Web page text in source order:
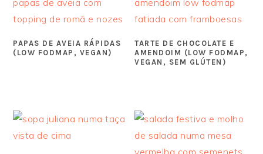
PAPAS DE AVEIA RÁPIDAS
(LOW FODMAP, VEGAN)
TARTE DE CHOCOLATE E
AMENDOIM (LOW FODMAP,
VEGAN, SEM GLÚTEN)